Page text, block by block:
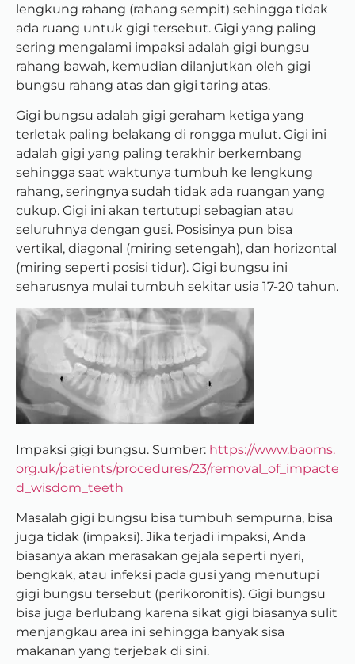
lengkung rahang (rahang sempit) sehingga tidak
ada ruang untuk gigi tersebut. Gigi yang paling
sering mengalami impaksi adalah gigi bungsu
rahang bawah, kemudian dilanjutkan oleh gigi
bungsu rahang atas dan gigi taring atas.
Gigi bungsu adalah gigi geraham ketiga yang
terletak paling belakang di rongga mulut. Gigi ini
adalah gigi yang paling terakhir berkembang
sehingga saat waktunya tumbuh ke lengkung
rahang, seringnya sudah tidak ada ruangan yang
cukup. Gigi ini akan tertutupi sebagian atau
seluruhnya dengan gusi. Posisinya pun bisa
vertikal, diagonal (miring setengah), dan horizontal
(miring seperti posisi tidur). Gigi bungsu ini
seharusnya mulai tumbuh sekitar usia 17-20 tahun.
Impaksi gigi bungsu. Sumber: https://www.baoms.
org.uk/patients/procedures/23/removal_of_impacte
d_wisdom_teeth
Masalah gigi bungsu bisa tumbuh sempurna, bisa
juga tidak (impaksi). Jika terjadi impaksi, Anda
biasanya akan merasakan gejala seperti nyeri,
bengkak, atau infeksi pada gusi yang menutupi
gigi bungsu tersebut (perikoronitis). Gigi bungsu
bisa juga berlubang karena sikat gigi biasanya sulit
menjangkau area ini sehingga banyak sisa
makanan yang terjebak di sini.